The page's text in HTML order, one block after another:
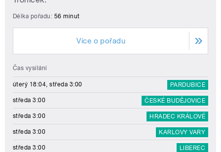
Délka pořadu: 56 minut
Více o pořadu
Čas vysílání
úterý 18:04, středa 3:00 PARDUBICE
středa 3:00 ČESKÉ BUDĚJOVICE
středa 3:00 HRADEC KRÁLOVÉ
středa 3:00 KARLOVY VARY
středa 3:00 LIBEREC